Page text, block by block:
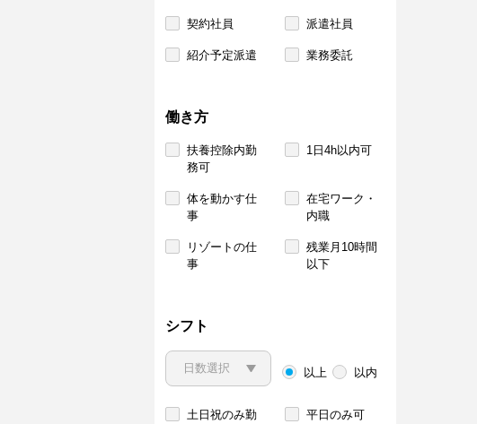
契約社員 派遣社員
紹介予定派遣 業務委託
働き方
扶養控除内勤
務可
1日4h以内可
体を動かす仕
事
在宅ワーク・
内職
リゾートの仕
事
残業月10時間
以下
シフト
以上 以内
土日祝のみ勤
平日のみ可